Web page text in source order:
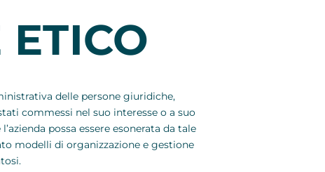
ETICO
delle persone giuridiche,
commessi nel suo interesse o a suo
possa essere esonerata da tale
modelli di organizzazione e gestione